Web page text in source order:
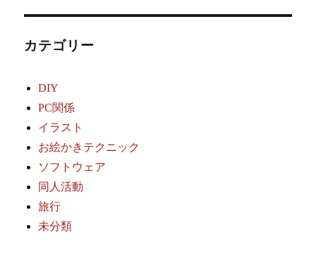
カテゴリー
DIY
PC関係
イラスト
お絵かきテクニック
ソフトウェア
同人活動
旅行
未分類